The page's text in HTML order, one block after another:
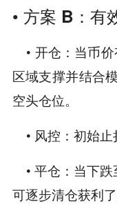
• 方案 B：有
• 开仓：当币
区域支撑并结合
空头仓位。
• 风控：初始止
• 平仓：当下跌
可逐步清仓获利了